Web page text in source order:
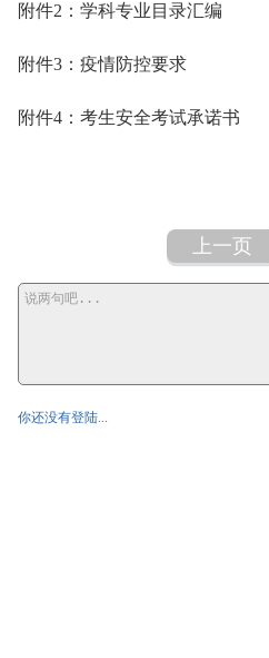
附件2：学科专业目录汇编
附件3：疫情防控要求
附件4：考生安全考试承诺书
上一页
你还没有登陆...